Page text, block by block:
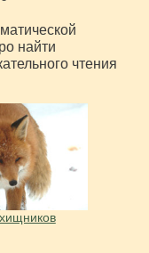
найти
чтения